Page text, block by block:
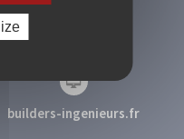
et Marie Curie
builders-ingenieurs.fr